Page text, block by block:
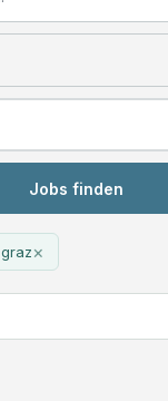
Jobs finden
graz×